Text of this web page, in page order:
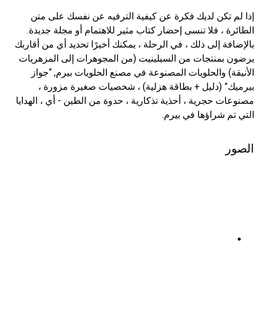
إذا لم تكن لديك فكرة عن كيفية الترفيه عن نفسك على متن
الطائرة ، فلا تنسى إحضار كتاب مثير للاهتمام أو مجلة جديدة.
بالإضافة إلى ذلك ، في الرحلة ، يمكنك أخيرًا تحديد أي من أقاربك
يرضون بمنتجات من السيلينيت (من المجوهرات إلى المزهريات
الأنيقة) والحلويات المصنوعة في مصنع الحلويات بيرم, “جواز
بيرميك” (دليل + بطاقة هزلية) ، شخصيات صغيرة مزورة ،
مصنوعات حجرية ، أحذية تذكارية ، حدوة من الطين - أي ، الهدايا
التي تم شراؤها في بيرم.
الصور